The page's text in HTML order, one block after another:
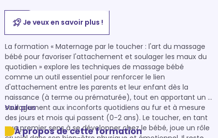
Je veux en savoir plus !
La formation « Maternage par le toucher : l'art du massage
bébé pour favoriser l'attachement et soulager les maux du
quotidien » explore les techniques de massage bébé
comme un outil essentiel pour renforcer le lien
d'attachement entre les parents et leur enfant dès la
naissance (à terme ou prématurée), tout en apportant un
soulagement aux inconforts quotidiens au fur et à mesure
des jours et mois qui passent (0-2 ans). Le toucher, en tant
que premier sens à se développer chez le bébé, joue un rôle
Voir plus
À propos de cette formation